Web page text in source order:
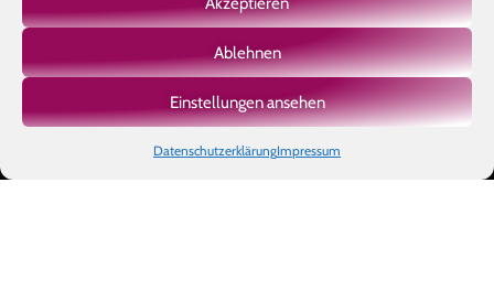
Ablehnen
Einstellungen ansehen
DatenschutzerklärungImpressum
Mehr laden Auf Instagram folgen